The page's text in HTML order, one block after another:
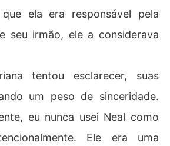
ela era responsável pela
seu irmão, ele a considerava
tentou esclarecer, suas
um peso de sinceridade.
eu nunca usei Neal como
Ele era uma